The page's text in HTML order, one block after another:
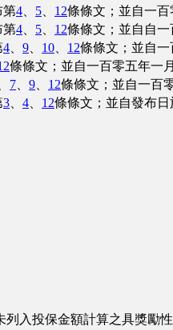
第4 5 12條條文；並自一
第4 5 12條條文；並自自
4 9 10 12條條文；並自
條條文；並自一百零五年一
7 9 12條條文；並自一百
3 4 12條條文；並自發布日
入投保金額計算之具獎勵